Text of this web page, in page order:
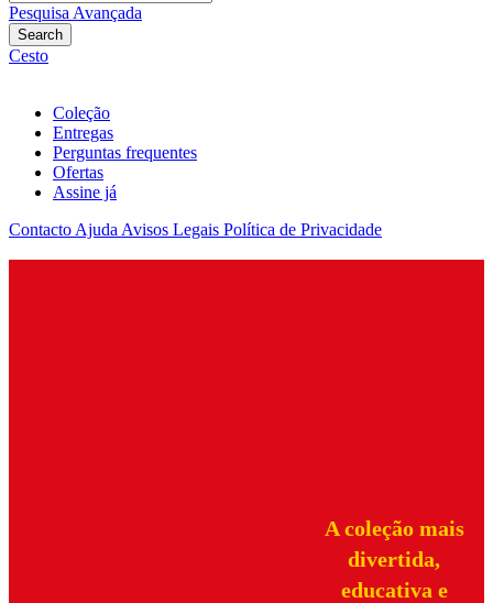
Pesquisa Avançada
Search
Cesto
Coleção
Entregas
Perguntas frequentes
Ofertas
Assine já
Contacto Ajuda Avisos Legais Política de Privacidade
A coleção mais
divertida,
educativa e